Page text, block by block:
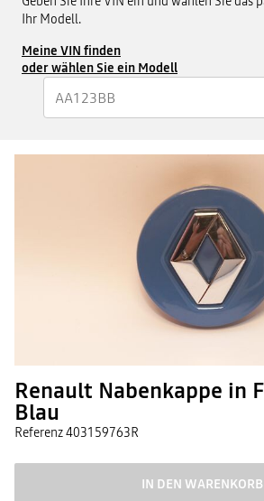
Ihr Modell.
Meine VIN finden
oder wählen Sie ein Modell
Renault Nabenkappe in
Blau
Referenz403159763R
IN DEN WARENKORB